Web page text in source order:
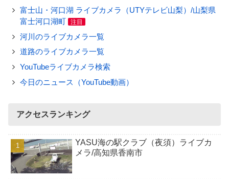
富士山・河口湖 ライブカメラ（UTYテレビ山梨）/山梨県
富士河口湖町
注目
河川のライブカメラ一覧
道路のライブカメラ一覧
YouTubeライブカメラ検索
今日のニュース（YouTube動画）
アクセスランキング
YASU海の駅クラブ（夜須）ライブカ
メラ/高知県香南市